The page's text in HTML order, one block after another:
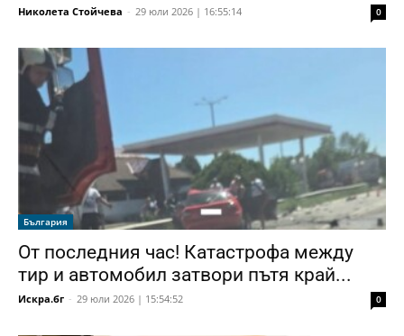
Николета Стойчева - 29 юли 2026 | 16:55:14 0
България
От последния час! Катастрофа между
тир и автомобил затвори пътя край...
Искра.бг - 29 юли 2026 | 15:54:52 0